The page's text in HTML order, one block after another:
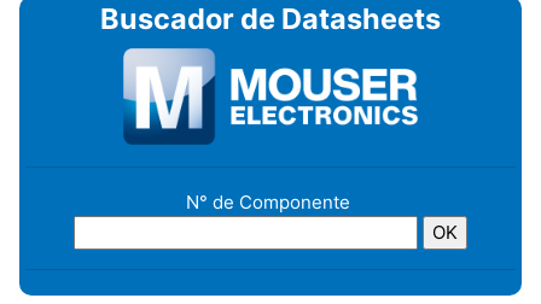
Buscador de Datasheets
N° de Componente